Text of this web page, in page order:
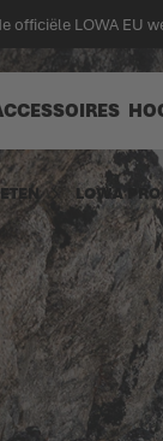
officiële LOWA EU
LOWA